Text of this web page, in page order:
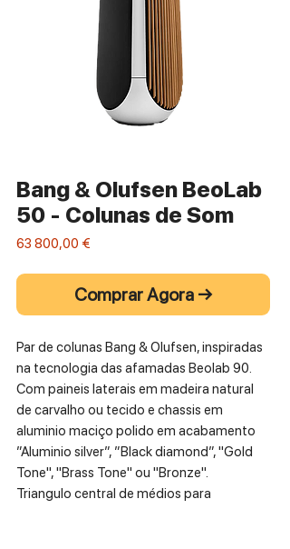
Bang & Olufsen BeoLab
50 - Colunas de Som
63 800,00 €
Comprar Agora →
Par de colunas Bang & Olufsen, inspiradas
na tecnologia das afamadas Beolab 90.
Com paineis laterais em madeira natural
de carvalho ou tecido e chassis em
aluminio maciço polido em acabamento
”Aluminio silver”, ”Black diamond”, "Gold
Tone", "Brass Tone" ou "Bronze".
Triangulo central de médios para